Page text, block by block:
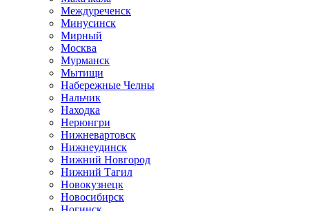
Междуреченск
Минусинск
Мирный
Москва
Мурманск
Мытищи
Набережные Челны
Нальчик
Находка
Нерюнгри
Нижневартовск
Нижнеудинск
Нижний Новгород
Нижний Тагил
Новокузнецк
Новосибирск